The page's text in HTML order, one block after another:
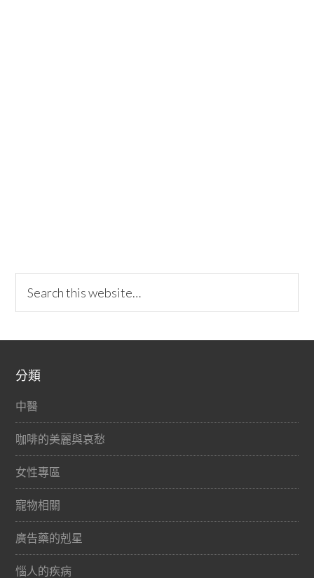
分類
中醫
咖啡的美麗與哀愁
女性專區
寵物相關
廣告藥的剋星
惱人的疾病